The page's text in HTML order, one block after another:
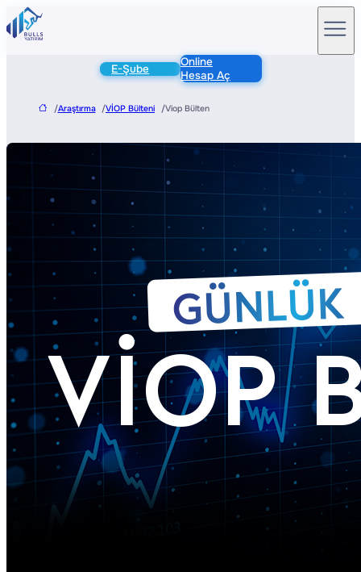
E-Şube
Online
Hesap Aç
/Araştırma /VİOP Bülteni /Viop Bülten